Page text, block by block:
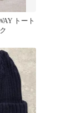
トート